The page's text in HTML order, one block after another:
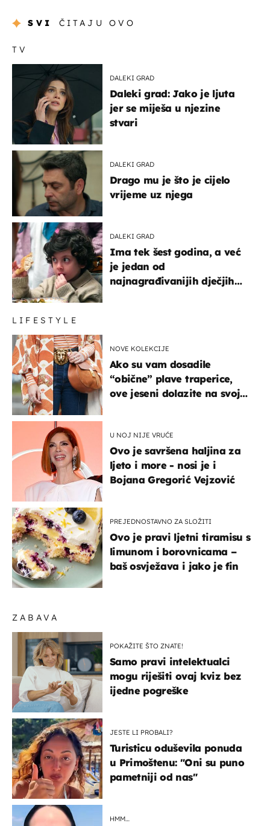
SVI ČITAJU OVO
ZABAVA
POKAŽITE ŠTO ZNATE!
Samo pravi intelektualci
mogu riješiti ovaj kviz bez
ijedne pogreške
JESTE LI PROBALI?
Turisticu oduševila ponuda
u Primoštenu: "Oni su puno
pametniji od nas"
HMM…
TV
DALEKI GRAD
Daleki grad: Jako je ljuta
jer se miješa u njezine
stvari
DALEKI GRAD
Drago mu je što je cijelo
vrijeme uz njega
DALEKI GRAD
Ima tek šest godina, a već
je jedan od
najnagrađivanijih dječjih
LIFESTYLE
NOVE KOLEKCIJE
Ako su vam dosadile
“obične” plave traperice,
ove jeseni dolazite na svoje
U NOJ NIJE VRUĆE
Ovo je savršena haljina za
ljeto i more - nosi je i
Bojana Gregorić Vejzović
PREJEDNOSTAVNO ZA SLOŽITI
Ovo je pravi ljetni tiramisu s
limunom i borovnicama –
baš osvježava i jako je fin